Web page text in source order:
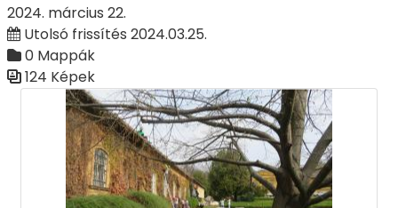
2024. március 22.
Utolsó frissítés 2024.03.25.
0 Mappák
124 Képek
Médiatár